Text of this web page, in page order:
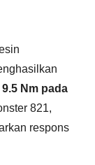
9.5 Nm pada
821,
respons